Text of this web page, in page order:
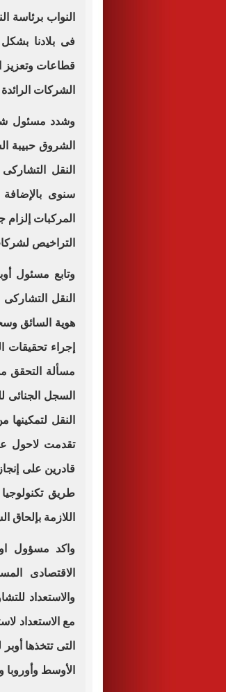
النواب برئاسة
فى بلادنا
قطاعات وتعزيز
الشركات
وشدد مسئول
النقل
سنوى
المركبات إلزام
التراخيص
وتابع مسئول
النقل
هوية السائق
إجراء تحقيقات
مسألة التحقق
السجل
النقل
قادرين على
طريق
اللازمة بإلحاق
واكد مسؤول
الاقتصادى
والاستعداد
مع الاستعداد
التى تتخذها
الأوسط وأوروبا